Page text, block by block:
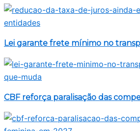
Lei garante frete mínimo no
CBF reforça paralisação das